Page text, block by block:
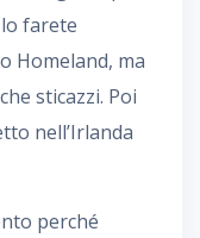
farete
Homeland, ma
sticazzi. Poi
nell’Irlanda
perché